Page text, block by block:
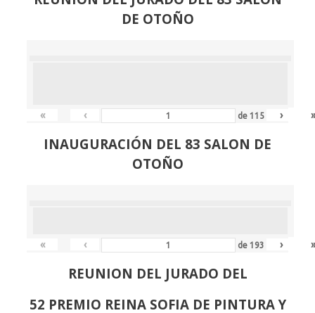
DE OTOÑO
« ‹ de115 ›
INAUGURACIÓN DEL 83 SALON DE
OTOÑO
« ‹ de193 ›
REUNION DEL JURADO DEL
52 PREMIO REINA SOFIA DE PINTURA Y